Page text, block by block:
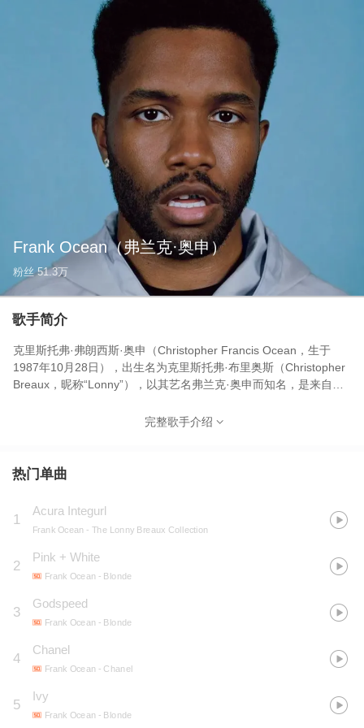
Frank Ocean（弗兰克·奥申）
粉丝 51.3万
歌手简介
克里斯托弗·弗朗西斯·奥申（Christopher Francis Ocean，生于
1987年10月28日），出生名为克里斯托弗·布里奥斯（Christopher
Breaux，昵称“Lonny”），以其艺名弗兰克·奥申而知名，是来自美
汀·比伯、布雷杰特·凯利（Bridget Kelly）、阿瑞米德·麦金德
（Domo Genesis）的歌曲“SteamRoller”首次公开献声。2011年2
他已发布了两首单曲“Novacane”和“Swim Good”，两者都在排行榜
上获得不俗的成绩。奥申在北美和欧洲进行了7场巡演，宣传自己的
及Jay-Z的注意，他出现在了韦斯特和Jay-Z的合作专辑《Watch the
Throne》中。2012年1月5日，英国广播公司宣布，在其进行的
张录音棚专辑《Channel Orange》于2012年7月10日通过iTunes数
字发行，并于17日在其他平台上发行。在该专辑内，奥申撰写了一
体试听后有关其性取向报道开始出现，他决定提前在自己的Tumblr
上发表了全文。奥申因此成为首个公开承认自己曾爱上同性的主流
非洲裔美国人音乐艺人。 2016年8月，在跳票一年后奥申发布了视
觉专辑《Endless》及第二张录音棚专辑《Blonde》。 在
完整歌手介绍
热门单曲
1
Acura Integurl
Frank Ocean - The Lonny Breaux Collection
2
Pink + White
Frank Ocean - Blonde
3
Godspeed
Frank Ocean - Blonde
4
Chanel
Frank Ocean - Chanel
5
Ivy
Frank Ocean - Blonde